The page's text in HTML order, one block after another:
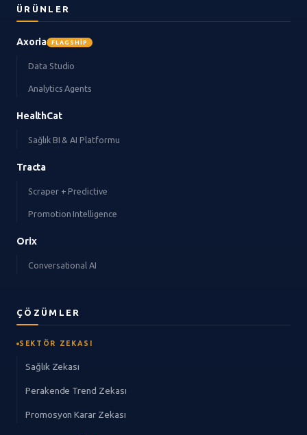
ÜRÜNLER
Axoria FLAGSHIP
Data Studio
Analytics Agents
HealthCat
Sağlık BI & AI Platformu
Tracta
Scraper + Predictive
Promotion Intelligence
Orix
Conversational AI
ÇÖZÜMLER
SEKTÖR ZEKASI
Sağlık Zekası
Perakende Trend Zekası
Promosyon Karar Zekası